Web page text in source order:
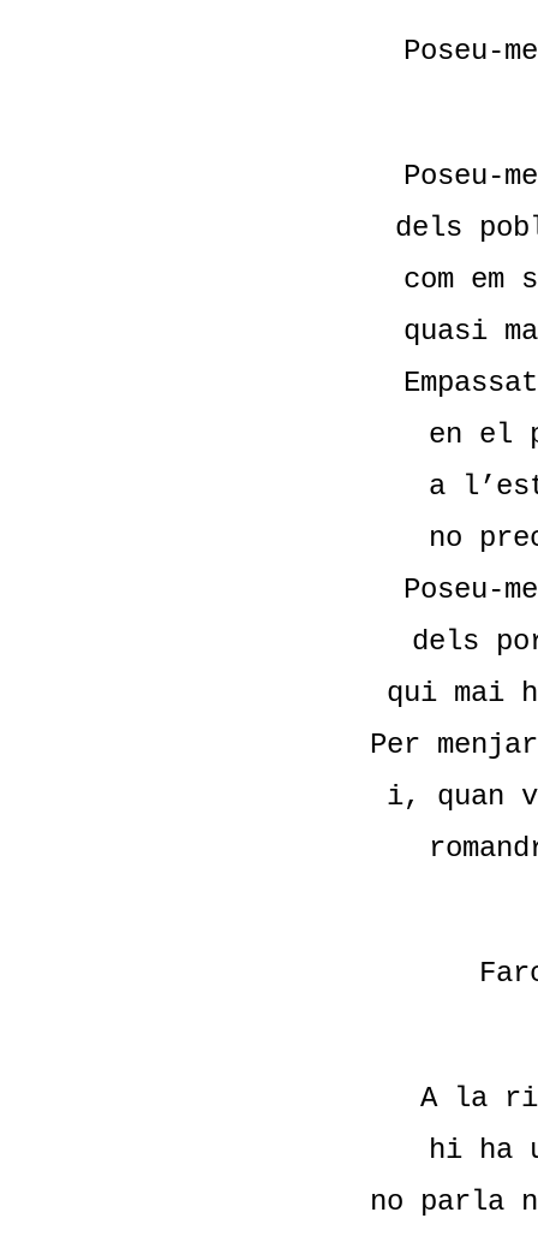
Poseu-
Poseu-
dels
com em
quasi
en el
a
no
Poseu-
dels
qui mai
Per
i, quan
A la
hi ha
no parla